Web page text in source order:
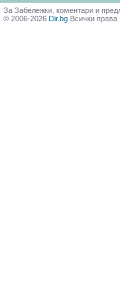
За Забележки, коментари и
© 2006-2026 Dir.bg Всички права